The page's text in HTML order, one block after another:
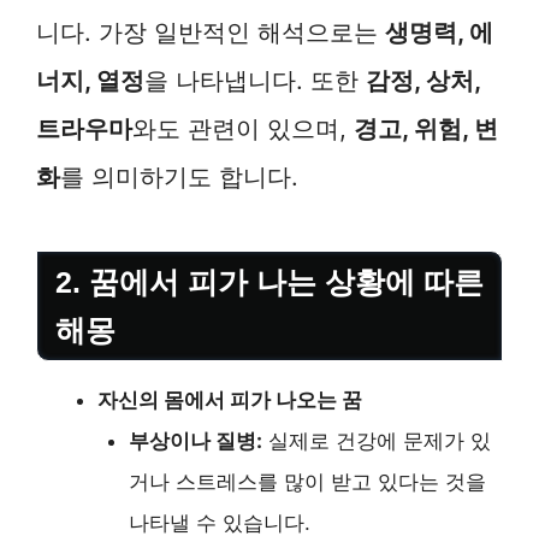
니다. 가장 일반적인 해석으로는 생명력, 에
너지, 열정을 나타냅니다. 또한 감정, 상처,
트라우마와도 관련이 있으며, 경고, 위험, 변
화를 의미하기도 합니다.
2. 꿈에서 피가 나는 상황에 따른
해몽
자신의 몸에서 피가 나오는 꿈
부상이나 질병: 실제로 건강에 문제가 있
거나 스트레스를 많이 받고 있다는 것을
나타낼 수 있습니다.